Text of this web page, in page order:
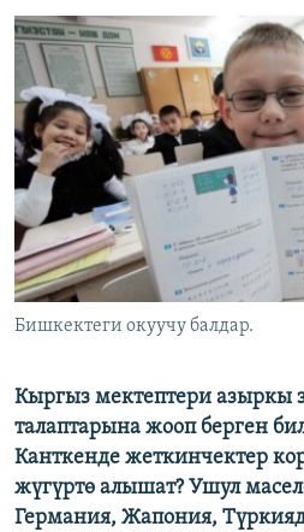
ДАНИСТЕ
ЭЖЕ-СИҢДИЛЕР
АЗАТТЫК+
ЫҢГАЙСЫЗ СУРООЛОР
ОНЛАЙН ШЕРИНЕ
ЭЕ/АРнун бардык сайттары
Бишкектеги окуучу балдар.
Кыргыз мектептери азыркы
талаптарына жооп берген
Канткенде жеткинчектер
жүгүртө алышат? Ушул
Германия, Жапония,